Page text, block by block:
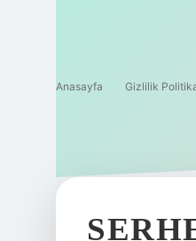
Anasayfa Gizlilik